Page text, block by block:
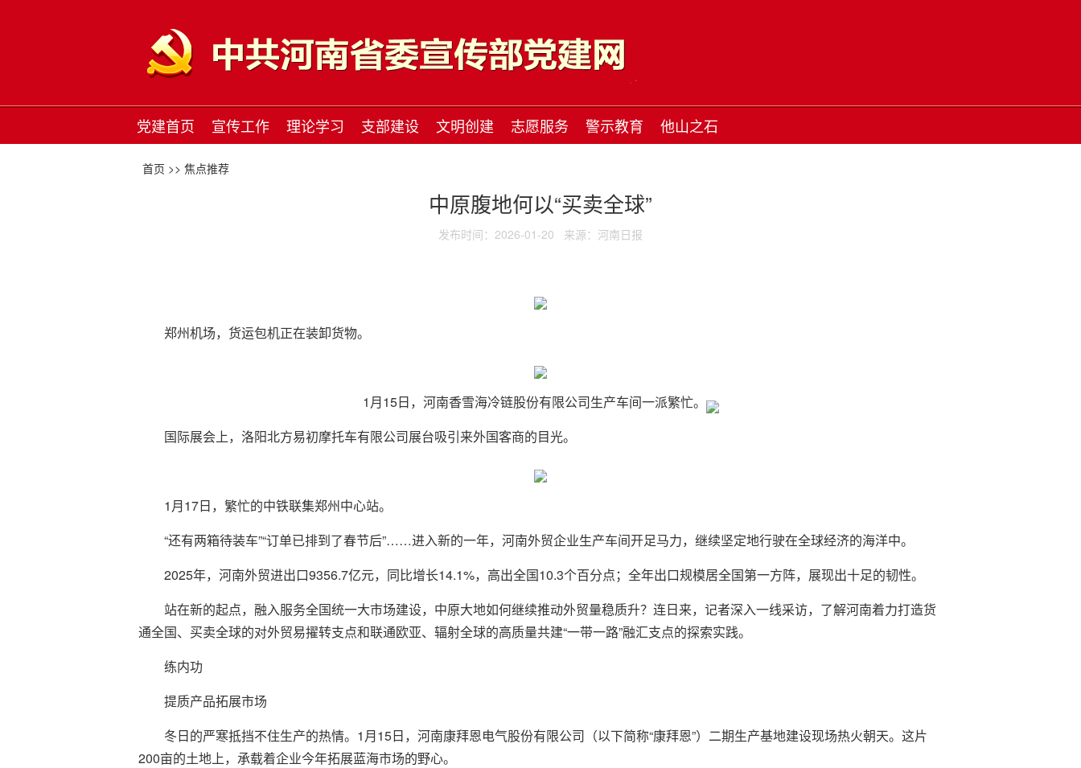
党建首页 宣传工作 理论学习 支部建设 文明创建 志愿服务 警示教育 他山之石
首页 >> 焦点推荐
中原腹地何以“买卖全球”
发布时间：2026-01-20 来源：河南日报
郑州机场，货运包机正在装卸货物。
1月15日，河南香雪海冷链股份有限公司生产车间一派繁忙。
国际展会上，洛阳北方易初摩托车有限公司展台吸引来外国客商的目光。
1月17日，繁忙的中铁联集郑州中心站。
“还有两箱待装车”“订单已排到了春节后”……进入新的一年，河南外贸企业生产车间开足马力，继续坚定地行驶在全球经济的海洋中。
2025年，河南外贸进出口9356.7亿元，同比增长14.1%，高出全国10.3个百分点；全年出口规模居全国第一方阵，展现出十足的韧性。
站在新的起点，融入服务全国统一大市场建设，中原大地如何继续推动外贸量稳质升？连日来，记者深入一线采访，了解河南着力打造货
通全国、买卖全球的对外贸易擢转支点和联通欧亚、辐射全球的高质量共建“一带一路”融汇支点的探索实践。
练内功
提质产品拓展市场
冬日的严寒抵挡不住生产的热情。1月15日，河南康拜恩电气股份有限公司（以下简称“康拜恩”）二期生产基地建设现场热火朝天。这片
200亩的土地上，承载着企业今年拓展蓝海市场的野心。